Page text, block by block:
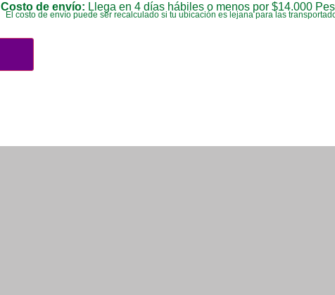
Costo de envío: Llega en 4 días hábiles o menos por $14.000
El costo de envío puede ser recalculado si tu ubicación es lejana para las